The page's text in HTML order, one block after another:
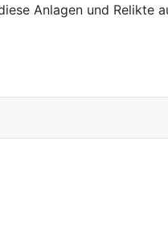
Anlagen und Relikte